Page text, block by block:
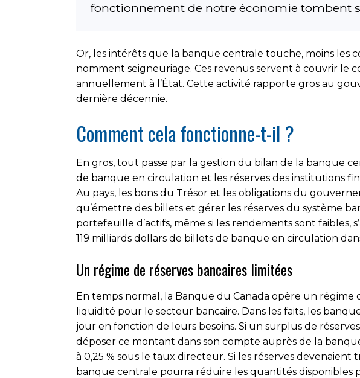
fonctionnement de notre économie tombent
Or, les intérêts que la banque centrale touche, moins les
nomment seigneuriage. Ces revenus servent à couvrir le
annuellement à l’État. Cette activité rapporte gros au
dernière décennie.
Comment cela fonctionne-t-il ?
En gros, tout passe par la gestion du bilan de la banque
de banque en circulation et les réserves des institutions
Au pays, les bons du Trésor et les obligations du
qu’émettre des billets et gérer les réserves du système
portefeuille d’actifs, même si les rendements sont faibles,
119 milliards dollars de billets de banque en circulation
Un régime de réserves bancaires limitées
En temps normal, la Banque du Canada opère un régime
liquidité pour le secteur bancaire. Dans les faits, les
jour en fonction de leurs besoins. Si un surplus de
déposer ce montant dans son compte auprès de la
à 0,25 % sous le taux directeur. Si les réserves
banque centrale pourra réduire les quantités disponibles